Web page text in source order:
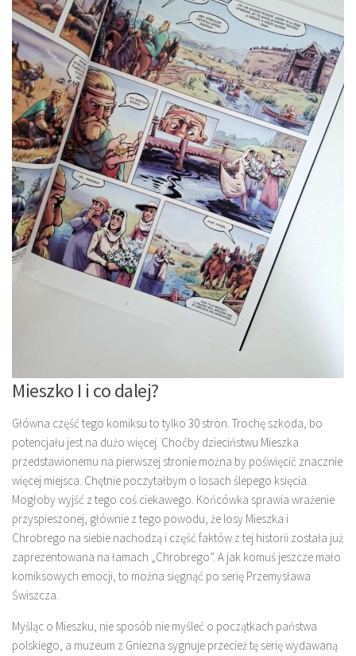
Mieszko I i co dalej?
Główna część tego komiksu to tylko 30 stron. Trochę szkoda, bo
potencjału jest na dużo więcej. Choćby dzieciństwu Mieszka
przedstawionemu na pierwszej stronie można by poświęcić znacznie
więcej miejsca. Chętnie poczytałbym o losach ślepego księcia.
Mogłoby wyjść z tego coś ciekawego. Końcówka sprawia wrażenie
przyspieszonej, głównie z tego powodu, że losy Mieszka i
Chrobrego na siebie nachodzą i część faktów z tej historii została już
zaprezentowana na łamach „Chrobrego”. A jak komuś jeszcze mało
komiksowych emocji, to można sięgnąć po serię Przemysława
Świszcza.
Myśląc o Mieszku, nie sposób nie myśleć o początkach państwa
polskiego, a muzeum z Gniezna sygnuje przecież tę serię wydawaną